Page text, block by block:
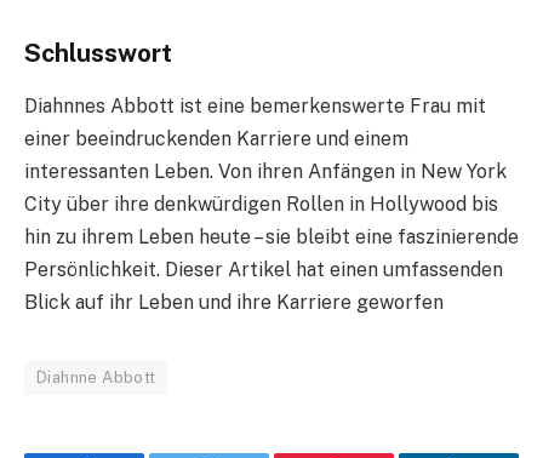
Schlusswort
Diahnnes Abbott ist eine bemerkenswerte Frau mit
einer beeindruckenden Karriere und einem
interessanten Leben. Von ihren Anfängen in New York
City über ihre denkwürdigen Rollen in Hollywood bis
hin zu ihrem Leben heute – sie bleibt eine faszinierende
Persönlichkeit. Dieser Artikel hat einen umfassenden
Blick auf ihr Leben und ihre Karriere geworfen
Diahnne Abbott